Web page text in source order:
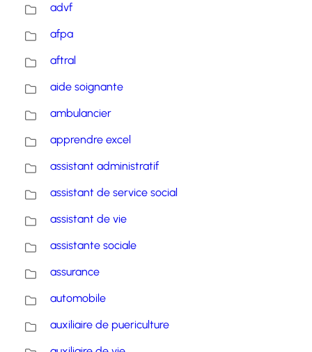
advf
afpa
aftral
aide soignante
ambulancier
apprendre excel
assistant administratif
assistant de service social
assistant de vie
assistante sociale
assurance
automobile
auxiliaire de puericulture